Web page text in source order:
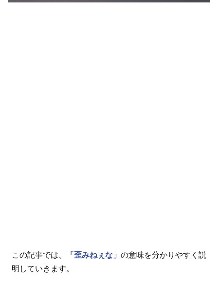
この記事では、 「歪みねぇな」 の意味を分かりやすく説
明していきます。